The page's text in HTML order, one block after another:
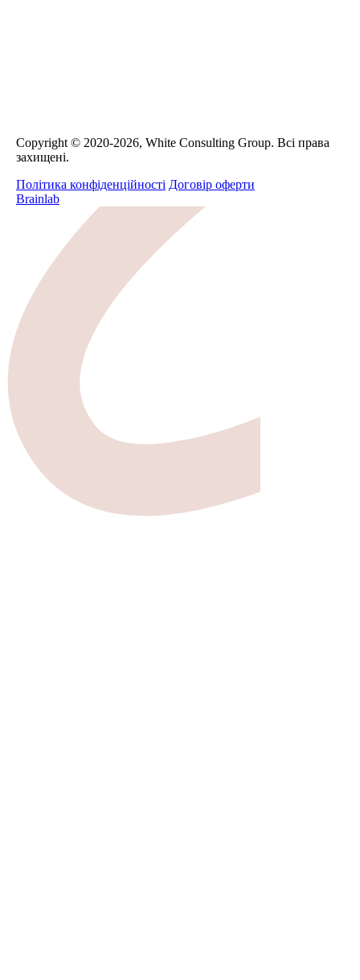
Сopyright © 2020-2026, White Consulting Group. Всі права
захищені.
Політика конфіденційності Договір оферти
Brainlab